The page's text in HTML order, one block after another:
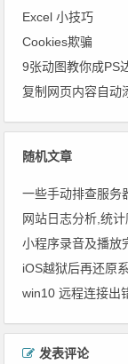
Excel 小技巧
Cookies欺骗
9张动图教你成PS
复制网页内容自动
随机文章
一些手动排查服务
网站日志分析,统
小程序录音及播放
iOS越狱后再还原
文章导航
发表评论